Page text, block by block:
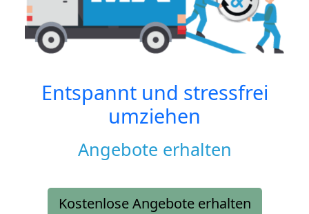
Entspannt und stressfrei
umziehen
Angebote erhalten
Kostenlose Angebote erhalten